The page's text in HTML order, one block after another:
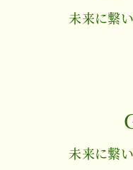
未来に繋
未来に繋